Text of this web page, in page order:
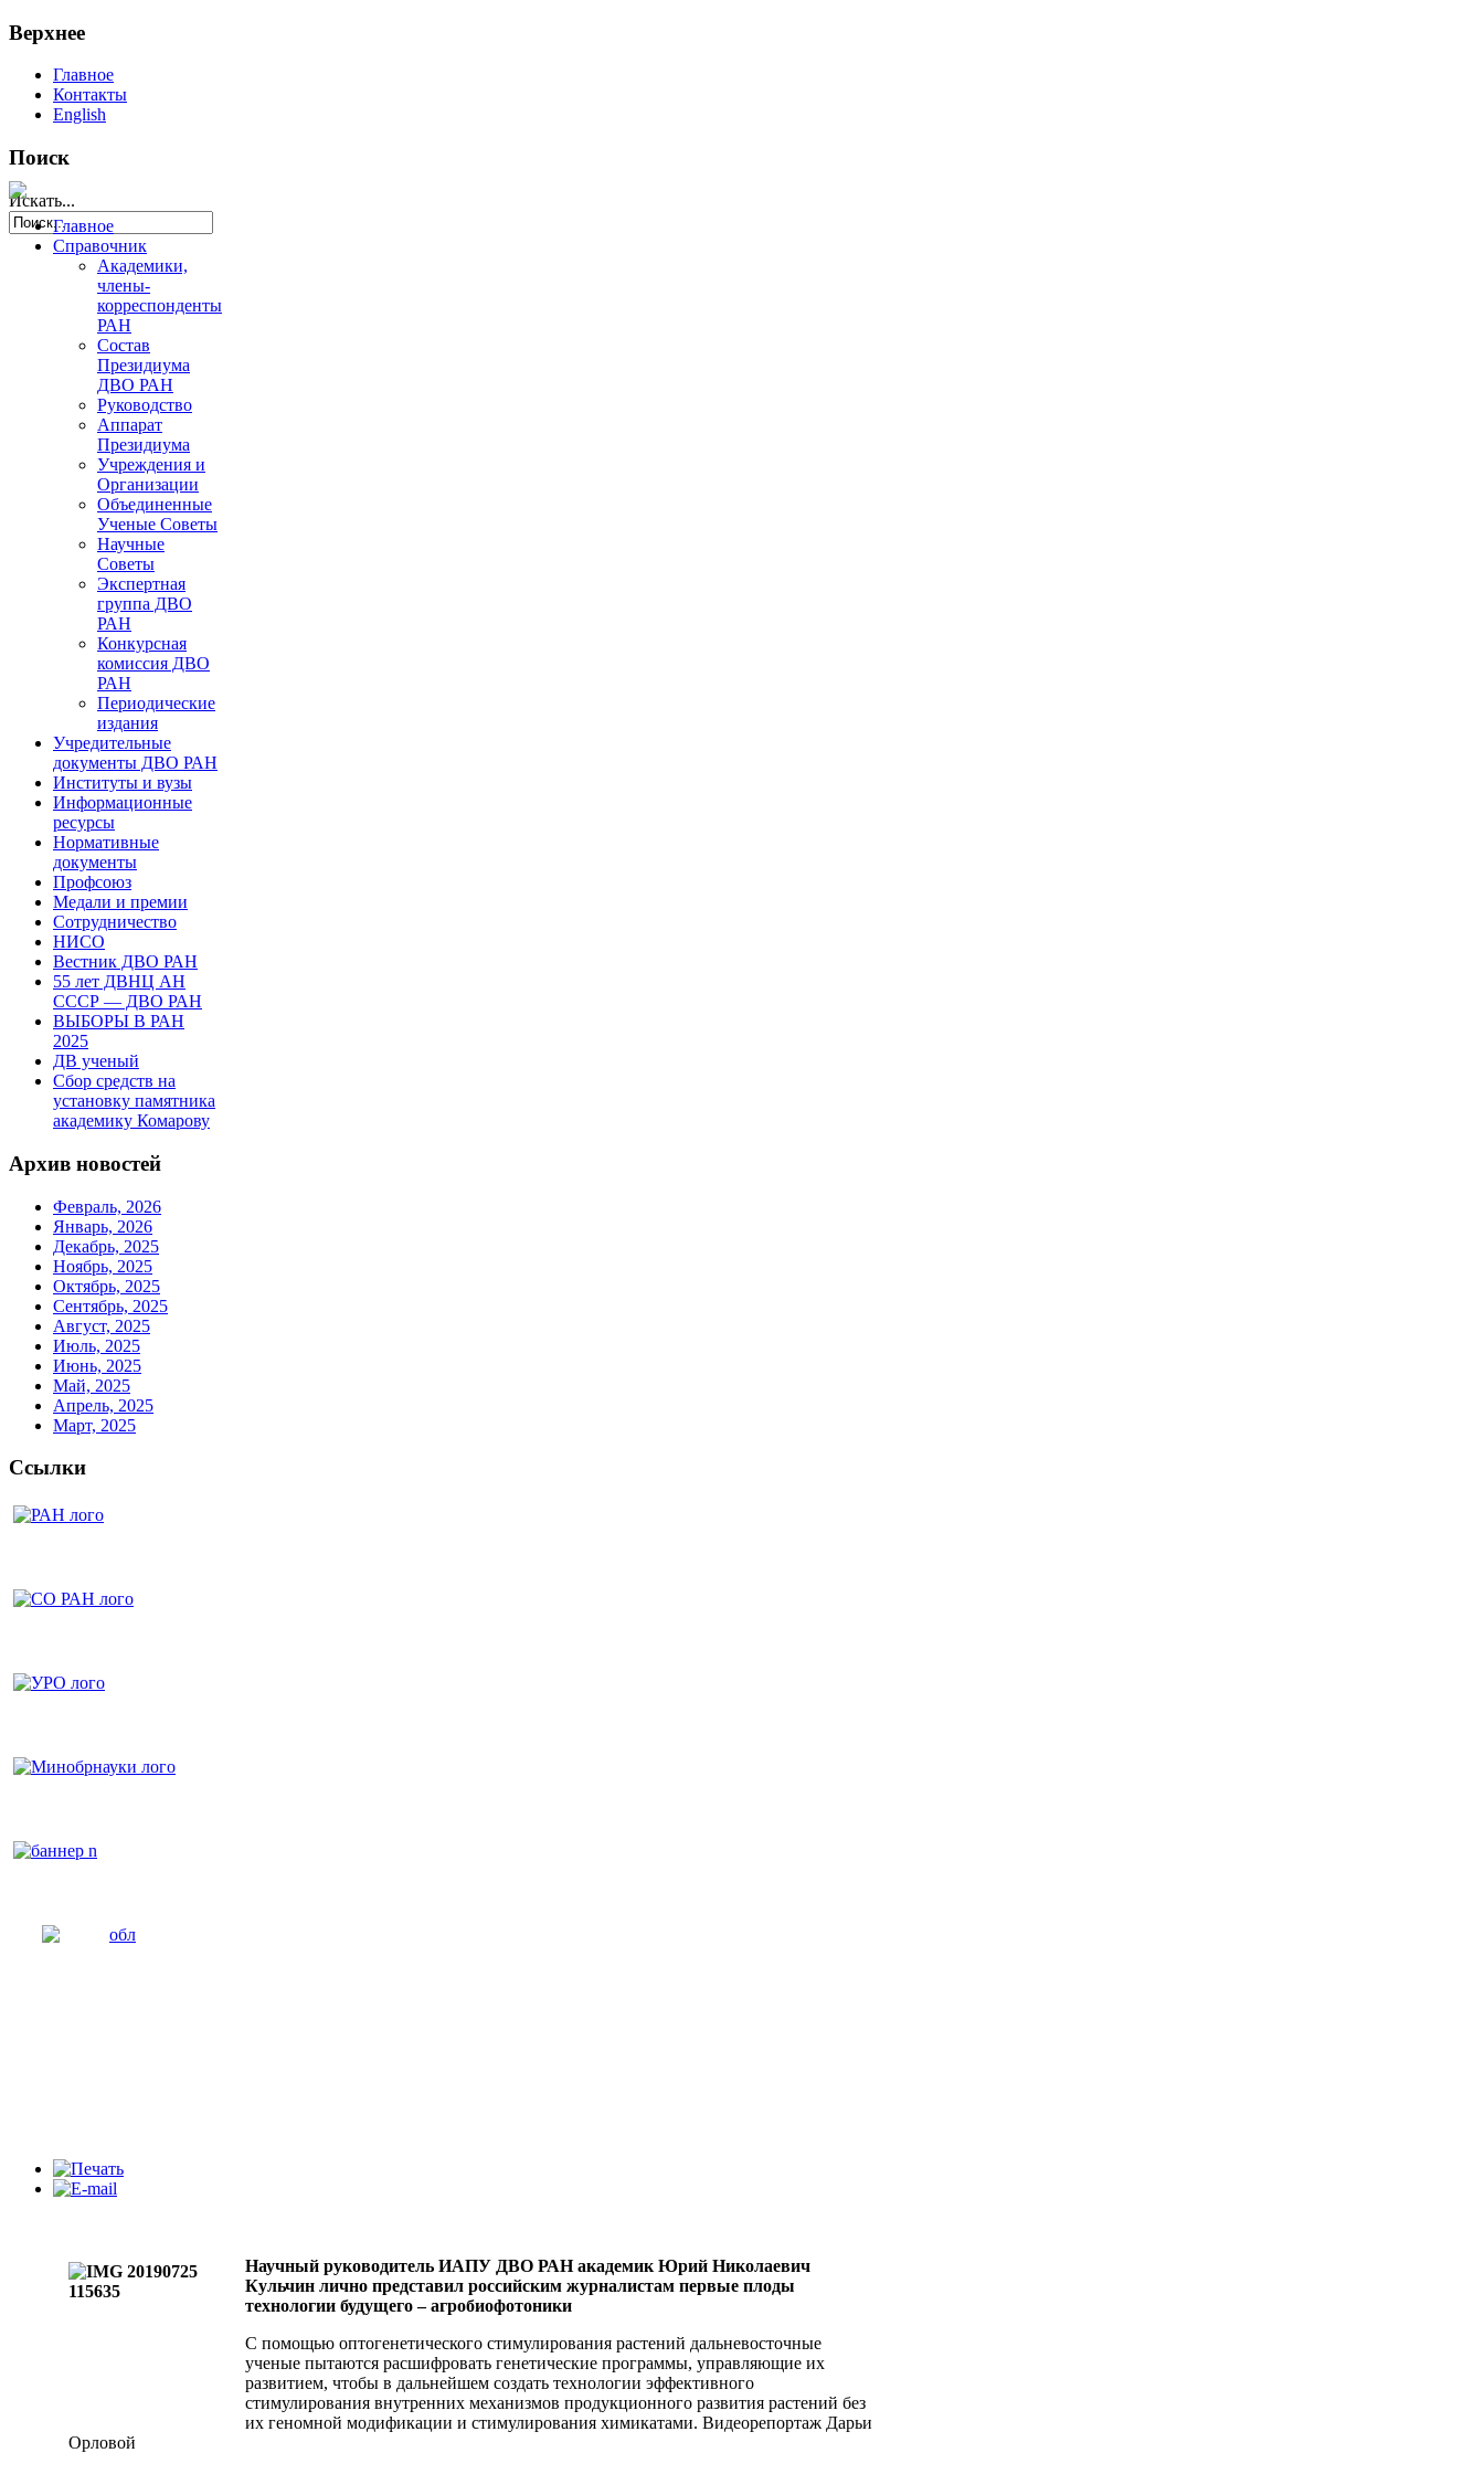
Верхнее
Главное
Контакты
English
Поиск
Искать...
Главное
Справочник
Академики,
члены-
корреспонденты
РАН
Состав
Президиума
ДВО РАН
Руководство
Аппарат
Президиума
Учреждения и
Организации
Объединенные
Ученые Советы
Научные
Советы
Экспертная
группа ДВО
РАН
Конкурсная
комиссия ДВО
РАН
Периодические
издания
Учредительные
документы ДВО РАН
Институты и вузы
Информационные
ресурсы
Нормативные
документы
Профсоюз
Медали и премии
Сотрудничество
НИСО
Вестник ДВО РАН
55 лет ДВНЦ АН
СССР — ДВО РАН
ВЫБОРЫ В РАН
2025
ДВ ученый
Сбор средств на
установку памятника
академику Комарову
Архив новостей
Февраль, 2026
Январь, 2026
Декабрь, 2025
Ноябрь, 2025
Октябрь, 2025
Сентябрь, 2025
Август, 2025
Июль, 2025
Июнь, 2025
Май, 2025
Апрель, 2025
Март, 2025
Ссылки
Научный руководитель ИАПУ ДВО РАН академик Юрий Николаевич
Кульчин лично представил российским журналистам первые плоды
технологии будущего – агробиофотоники
С помощью оптогенетического стимулирования растений дальневосточные
ученые пытаются расшифровать генетические программы, управляющие их
развитием, чтобы в дальнейшем создать технологии эффективного
стимулирования внутренних механизмов продукционного развития растений без
их геномной модификации и стимулирования химикатами. Видеорепортаж Дарьи
Орловой